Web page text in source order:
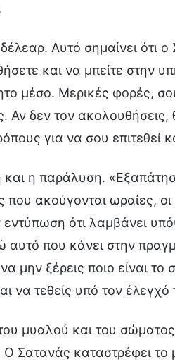
Αυτό σημαίνει ότι
και να μπείτε στην
μέσο. Μερικές φορές,
Αν δεν τον
για να σου επιτεθεί
η παράλυση.
που ακούγονται ωραίες,
ότι λαμβάνει
που κάνει στην
μην ξέρεις ποιο είναι
να τεθείς υπό τον έλεγχό
μυαλού και του
Σατανάς καταστρέφει